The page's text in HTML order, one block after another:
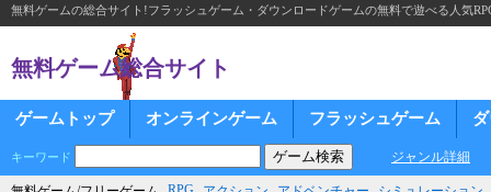
無料ゲームの総合サイト!フラッシュゲーム・ダウンロードゲームの無料で遊べる人気
無料ゲーム総合サイト
ゲームトップ オンラインゲーム フラッシュゲーム
キーワード ジャンル詳細